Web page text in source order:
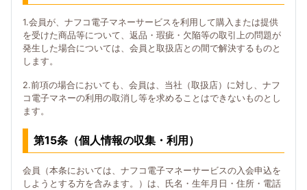
1.会員が、ナフコ電子マネーサービスを利用して購入または提供
を受けた商品等について、返品・瑕疵・欠陥等の取引上の問題が
発生した場合については、会員と取扱店との間で解決するものと
します。
2.前項の場合においても、会員は、当社（取扱店）に対し、ナフ
コ電子マネーの利用の取消し等を求めることはできないものとし
ます。
第15条（個人情報の収集・利用）
会員（本条においては、ナフコ電子マネーサービスの入会申込を
しようとする方を含みます。）は、氏名・生年月日・住所・電話